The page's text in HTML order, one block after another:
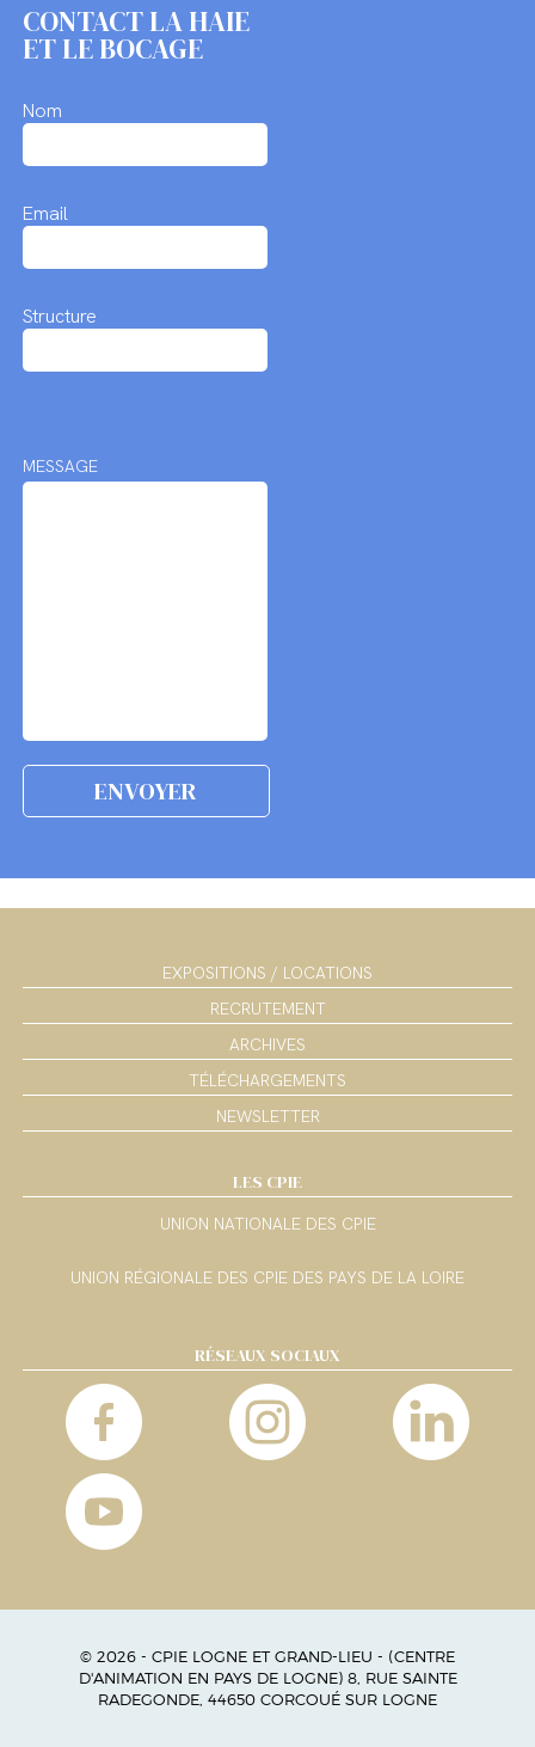
CONTACT LA HAIE
ET LE BOCAGE
Nom
Email
Structure
MESSAGE
EXPOSITIONS / LOCATIONS
RECRUTEMENT
ARCHIVES
TÉLÉCHARGEMENTS
NEWSLETTER
LES CPIE
UNION NATIONALE DES CPIE
UNION RÉGIONALE DES CPIE DES PAYS DE LA LOIRE
RÉSEAUX SOCIAUX
© 2026 - CPIE LOGNE ET GRAND-LIEU - (CENTRE
D'ANIMATION EN PAYS DE LOGNE) 8, RUE SAINTE
RADEGONDE, 44650 CORCOUÉ SUR LOGNE